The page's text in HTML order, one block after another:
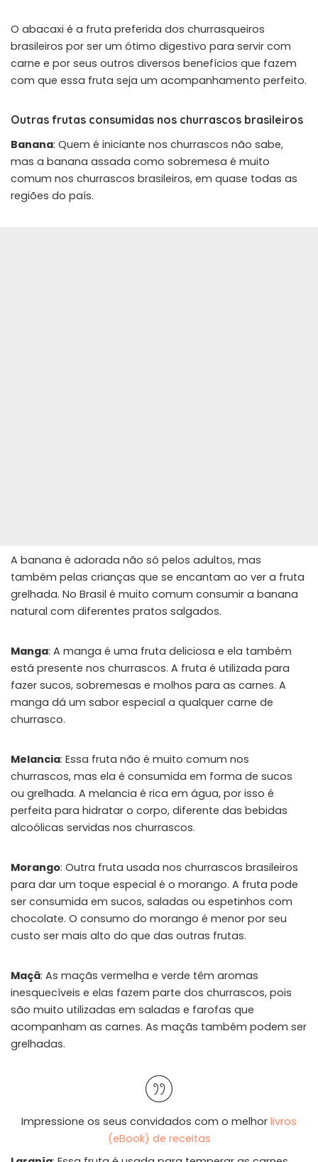
O abacaxi é a fruta preferida dos churrasqueiros
brasileiros por ser um ótimo digestivo para servir com
carne e por seus outros diversos benefícios que fazem
com que essa fruta seja um acompanhamento perfeito.
Outras frutas consumidas nos churrascos brasileiros
Banana: Quem é iniciante nos churrascos não sabe,
mas a banana assada como sobremesa é muito
comum nos churrascos brasileiros, em quase todas as
regiões do país.
A banana é adorada não só pelos adultos, mas
também pelas crianças que se encantam ao ver a fruta
grelhada. No Brasil é muito comum consumir a banana
natural com diferentes pratos salgados.
Manga: A manga é uma fruta deliciosa e ela também
está presente nos churrascos. A fruta é utilizada para
fazer sucos, sobremesas e molhos para as carnes. A
manga dá um sabor especial a qualquer carne de
churrasco.
Melancia: Essa fruta não é muito comum nos
churrascos, mas ela é consumida em forma de sucos
ou grelhada. A melancia é rica em água, por isso é
perfeita para hidratar o corpo, diferente das bebidas
alcoólicas servidas nos churrascos.
Morango: Outra fruta usada nos churrascos brasileiros
para dar um toque especial é o morango. A fruta pode
ser consumida em sucos, saladas ou espetinhos com
chocolate. O consumo do morango é menor por seu
custo ser mais alto do que das outras frutas.
Maçã: As maçãs vermelha e verde têm aromas
inesquecíveis e elas fazem parte dos churrascos, pois
são muito utilizadas em saladas e farofas que
acompanham as carnes. As maçãs também podem ser
grelhadas.
Impressione os seus convidados com o melhor livros
(eBook) de receitas